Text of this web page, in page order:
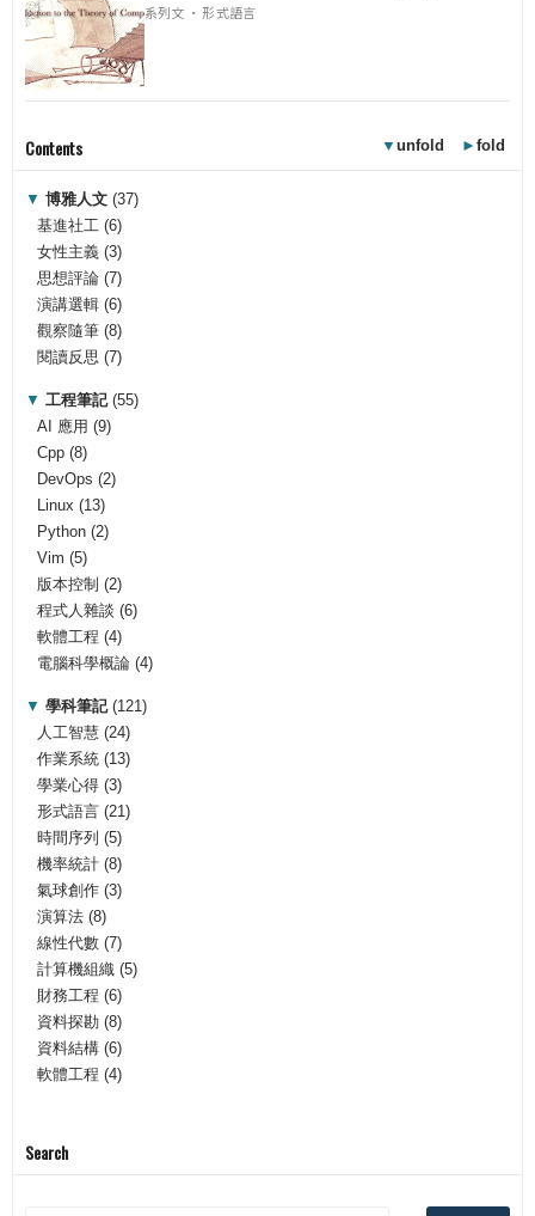
系列文 · 形式語言
▼ unfold ► fold
Contents
▼ 博雅人文 (37)
基進社工 (6)
女性主義 (3)
思想評論 (7)
演講選輯 (6)
觀察隨筆 (8)
閱讀反思 (7)
▼ 工程筆記 (55)
AI 應用 (9)
Cpp (8)
DevOps (2)
Linux (13)
Python (2)
Vim (5)
版本控制 (2)
程式人雜談 (6)
軟體工程 (4)
電腦科學概論 (4)
▼ 學科筆記 (121)
人工智慧 (24)
作業系統 (13)
學業心得 (3)
形式語言 (21)
時間序列 (5)
機率統計 (8)
氣球創作 (3)
演算法 (8)
線性代數 (7)
計算機組織 (5)
財務工程 (6)
資料探勘 (8)
資料結構 (6)
軟體工程 (4)
Search